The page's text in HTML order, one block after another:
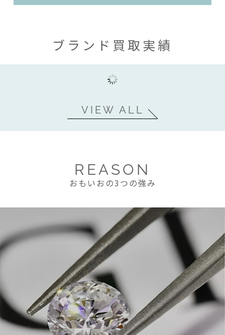
ブランド買取実績
フェンディ ヴェルサーチェ FENDACE
ファースト ファブリック レザー ズッカ
ストラップ パンプス ブラウン コールド
を買取しました！
買取参考価格 15,000円
2026.08.08
ダイヤモンドシライシ マリッジリング
Pt950 プラチナを買取しました！
買取参考価格 35,000円
杢目金屋 月桜 マリッジリング K18/SV
ゴールド シルバーを買取しました！
買取参考価格 20,000円
エメラルド ダイヤ リング Pt900/K18
1.16ct D0.38ctを買取しました！
買取参考価格 66,000円
エルメス ヒーローズ ロゴ ファブリック
メッシュ スニーカー メンズ ブラックを
買取しました！
買取参考価格 48,000円
プラダ ダウンタウン ロゴ デラヴェスエ
ード スニーカー ベージュを買取しまし
た！
買取参考価格 49,000円
VIEW ALL
REASON
おもいおの3つの強み